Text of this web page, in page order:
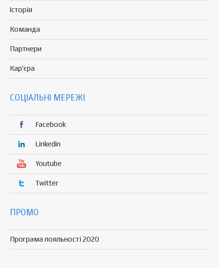
Історія
Команда
Партнери
Кар'єра
СОЦІАЛЬНІ МЕРЕЖІ
Facebook
Linkedin
Youtube
Twitter
ПРОМО
Програма лояльності 2020